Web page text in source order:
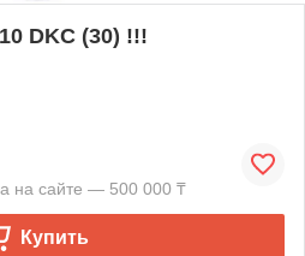
DKC (30) !!!
на сайте — 500 000 ₸
Купить